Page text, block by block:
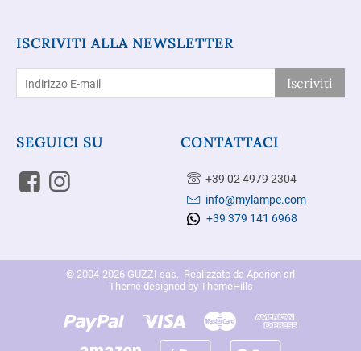
ISCRIVITI ALLA NEWSLETTER
Iscriviti
SEGUICI SU CONTATTACI
+39 02 4979 2304
info@mylampe.com
+39 379 141 6968
© 2004-2026 GUZZI sas. Realizzato da Aperion srl
Theme designed by ThemeHills